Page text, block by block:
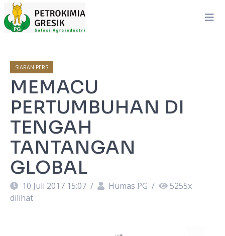
SIARAN PERS
MEMACU
PERTUMBUHAN DI
TENGAH
TANTANGAN
GLOBAL
10 Juli 2017 15:07 / Humas PG / 5255x
dilihat